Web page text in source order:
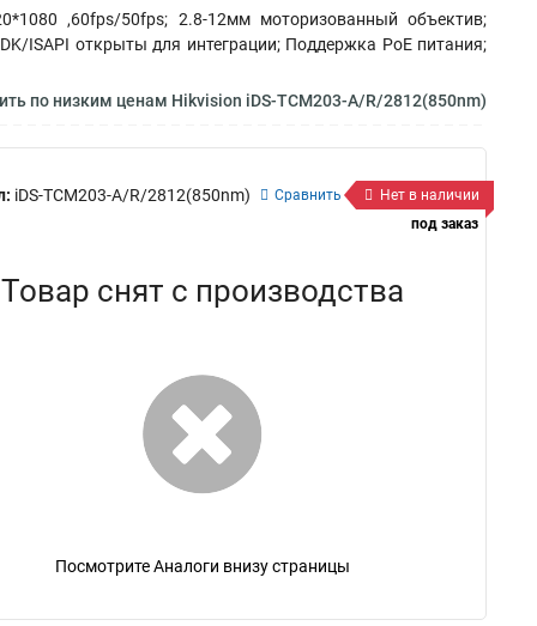
,60fps/50fps; 2.8-12мм моторизованный объектив;
ISAPI открыты для интеграции; Поддержка PоЕ питания;
по низким ценам Hikvision iDS-TCM203-A/R/2812(850nm)
iDS-TCM203-A/R/2812(850nm) Сравнить
Нет в наличии
под заказ
Товар снят с производства
Посмотрите Аналоги внизу страницы